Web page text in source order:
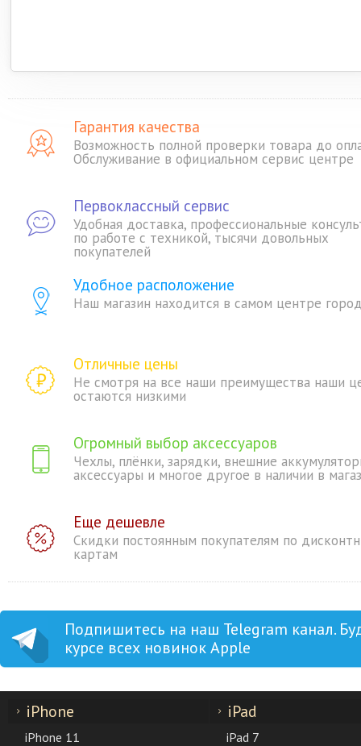
Гарантия качества
Возможность полной проверки товара до
Обслуживание в официальном сервис центре
Первоклассный сервис
Удобная доставка, профессиональные
по работе с техникой, тысячи довольных
покупателей
Удобное расположение
Наш магазин находится в самом центре
Отличные цены
Не смотря на все наши преимущества наши
остаются низкими
Огромный выбор аксессуаров
Чехлы, плёнки, зарядки, внешние
аксессуары и многое другое в наличии в
Еще дешевле
Скидки постоянным покупателям по
картам
Подпишитесь на наш Telegram канал.
курсе всех новинок Apple
iPhone
iPhone 11
iPad
iPad 7